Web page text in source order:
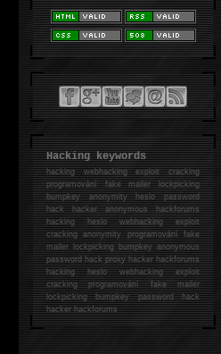
Hacking keywords
hackingwebhacking exploit cracking
programování fake mailer lockpicking
bumpkey anonymity heslo password
hackhacker anonymous hackforums
hackingheslo webhacking exploit
cracking anonymity programování fake
mailer lockpicking bumpkey anonymous
password hack proxy hacker hackforums
hacking heslo webhacking exploit
cracking programování fake mailer
lockpicking bumpkey password hack
hackerhackforums